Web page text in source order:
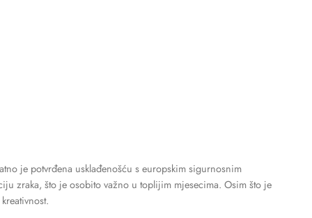
je potvrđena usklađenošću s europskim sigurnosnim
zraka, što je osobito važno u toplijim mjesecima. Osim što je